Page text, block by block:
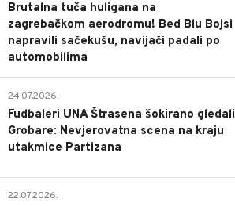
Brutalna tuča huligana na
zagrebačkom aerodromu! Bed Blu Bojsi
napravili sačekušu, navijači padali po
automobilima
24.07.2026.
Fudbaleri UNA Štrasena šokirano gledali
Grobare: Nevjerovatna scena na kraju
utakmice Partizana
22.07.2026.